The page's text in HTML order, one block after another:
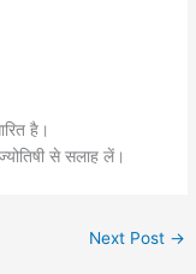
है।
से सलाह लें।
Next Post →